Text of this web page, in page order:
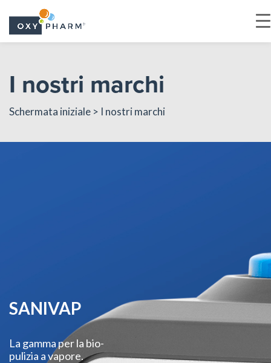
content
I nostri marchi
Schermata iniziale > I nostri marchi
SANIVAP
La gamma per la bio-
pulizia a vapore.